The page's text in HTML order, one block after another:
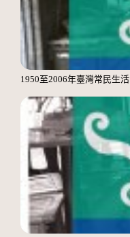
1950至2006年臺灣常民生活